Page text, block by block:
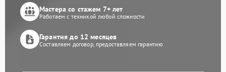
Мастера со стажем 7+ лет
Работаем с техникой любой сложности
Гарантия до 12 месяцев
Составляем договор, предоставляем гарантию